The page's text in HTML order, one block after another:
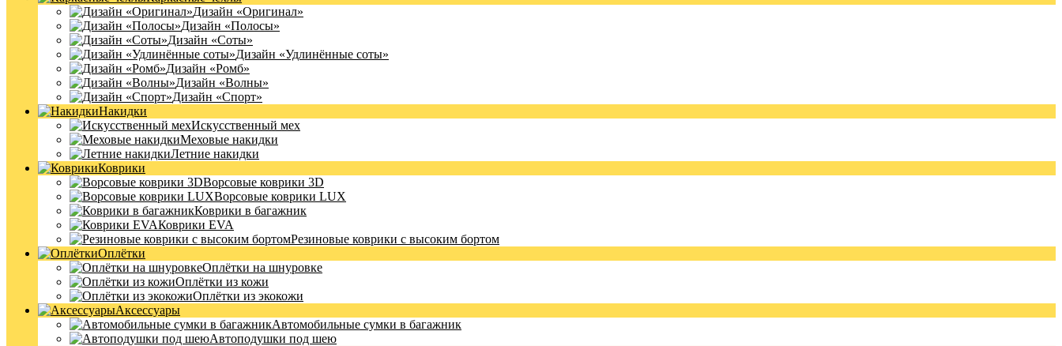
Дизайн «Оригинал»
Дизайн «Полосы»
Дизайн «Соты»
Дизайн «Удлинённые соты»
Дизайн «Ромб»
Дизайн «Волны»
Дизайн «Спорт»
Накидки
Искусственный мех
Меховые накидки
Летние накидки
Коврики
Ворсовые коврики 3D
Ворсовые коврики LUX
Коврики в багажник
Коврики EVA
Резиновые коврики с высоким бортом
Оплётки
Оплётки на шнуровке
Оплётки из кожи
Оплётки из экокожи
Аксессуары
Автомобильные сумки в багажник
Автоподушки под шею